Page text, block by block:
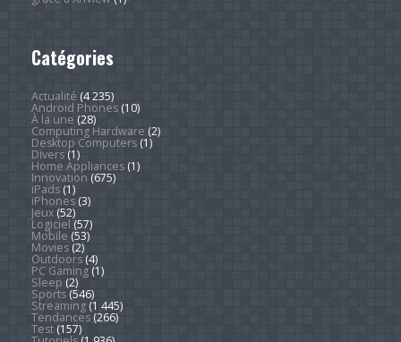
Catégories
Actualité (4 235)
Android Phones(10)
À la une (28)
Computing Hardware (2)
Desktop Computers(1)
Divers(1)
Home Appliances(1)
Innovation (675)
iPads(1)
iPhones(3)
Jeux(52)
Logiciel (57)
Mobile (53)
Movies(2)
Outdoors(4)
PC Gaming(1)
Sleep (2)
Sports(546)
Streaming(1 445)
Tendances(266)
Test(157)